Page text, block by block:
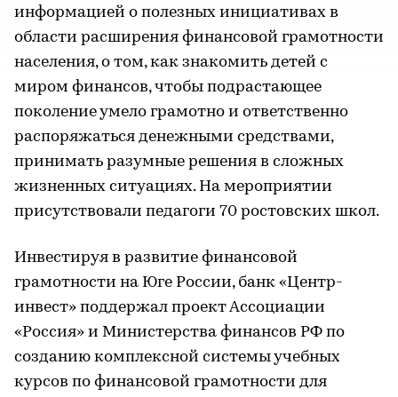
информацией о полезных инициативах в
области расширения финансовой грамотности
населения, о том, как знакомить детей с
миром финансов, чтобы подрастающее
поколение умело грамотно и ответственно
распоряжаться денежными средствами,
принимать разумные решения в сложных
жизненных ситуациях. На мероприятии
присутствовали педагоги 70 ростовских школ.
Инвестируя в развитие финансовой
грамотности на Юге России, банк «Центр-
инвест» поддержал проект Ассоциации
«Россия» и Министерства финансов РФ по
созданию комплексной системы учебных
курсов по финансовой грамотности для